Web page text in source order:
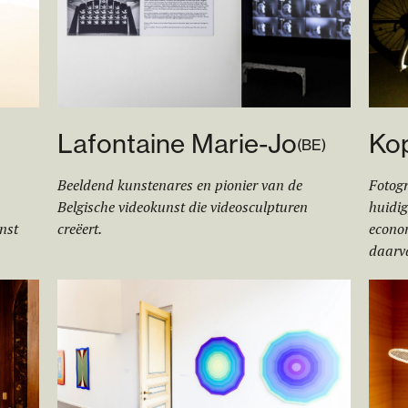
Lafontaine Marie-Jo(BE)
Beeldend kunstenares en pionier van de
Belgische videokunst die videosculpturen
creëert.